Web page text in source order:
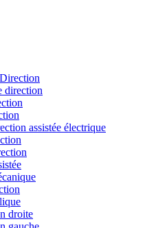
Direction
direction
assistée électrique
droite